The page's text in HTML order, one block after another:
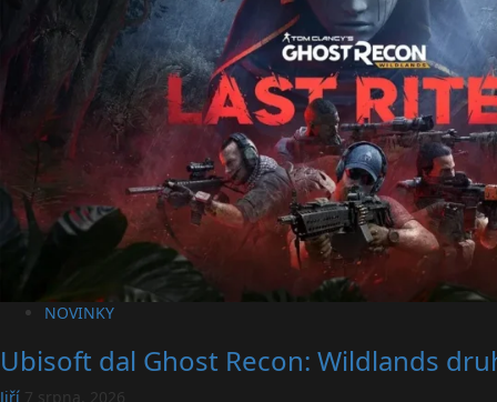
NOVINKY
Ubisoft dal Ghost Recon: Wildlands
Jiří 7 srpna, 2026